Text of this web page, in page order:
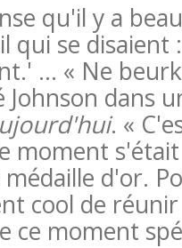
qu'il y a
qui se disaient
… « Ne
Johnson dans
. «
moment
médaille d'or.
cool de
ce moment